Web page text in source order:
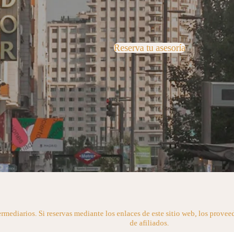
Reserva tu asesoría
Si reservas mediante los enlaces de este sitio web, los
de afiliados.